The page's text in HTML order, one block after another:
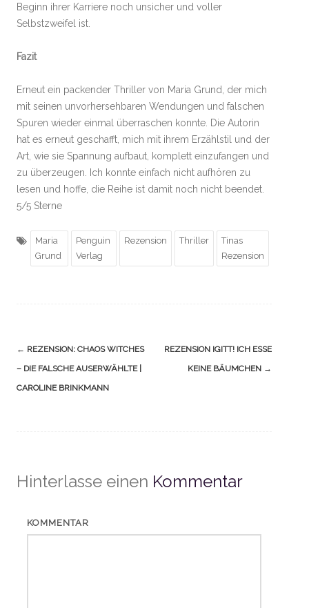
Beginn ihrer Karriere noch unsicher und voller
Selbstzweifel ist.
Fazit
Erneut ein packender Thriller von Maria Grund, der mich
mit seinen unvorhersehbaren Wendungen und falschen
Spuren wieder einmal überraschen konnte. Die Autorin
hat es erneut geschafft, mich mit ihrem Erzählstil und der
Art, wie sie Spannung aufbaut, komplett einzufangen und
zu überzeugen. Ich konnte einfach nicht aufhören zu
lesen und hoffe, die Reihe ist damit noch nicht beendet.
5/5 Sterne
Maria
Grund
Penguin
Verlag
Rezension Thriller
Tinas
Rezension
Navigation
(Beiträge)
← REZENSION: CHAOS WITCHES
– DIE FALSCHE AUSERWÄHLTE |
CAROLINE BRINKMANN
REZENSION IGITT! ICH ESSE
KEINE BÄUMCHEN →
Hinterlasse einen Kommentar
KOMMENTAR